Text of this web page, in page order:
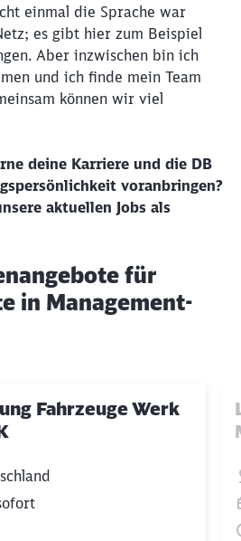
einmal die Sprache war
es gibt hier zum Beispiel
Aber inzwischen bin ich
und ich finde mein Team
können wir viel
deine Karriere und die DB
voranbringen?
aktuellen Jobs als
für
in Management-
Fahrzeuge Werk